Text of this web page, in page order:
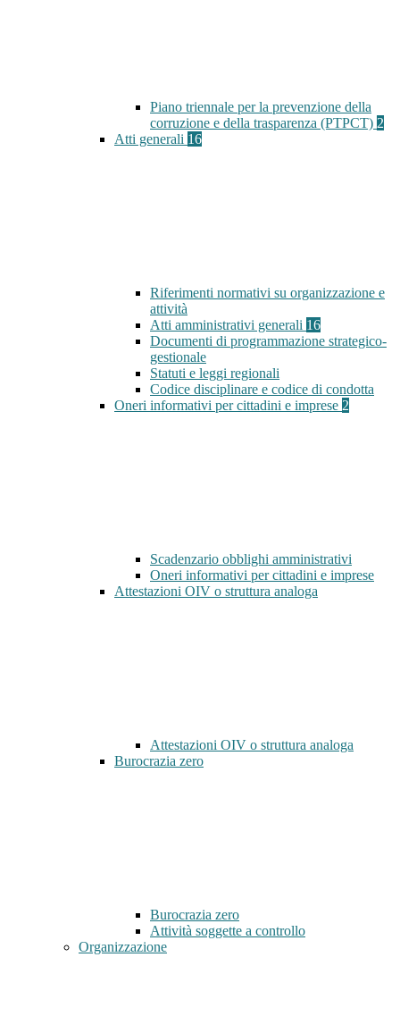
Piano triennale per la prevenzione della
corruzione e della trasparenza (PTPCT) 2
Atti generali 16
Riferimenti normativi su organizzazione e
attività
Atti amministrativi generali 16
Documenti di programmazione strategico-
gestionale
Statuti e leggi regionali
Codice disciplinare e codice di condotta
Oneri informativi per cittadini e imprese 2
Scadenzario obblighi amministrativi
Oneri informativi per cittadini e imprese
Attestazioni OIV o struttura analoga
Attestazioni OIV o struttura analoga
Burocrazia zero
Burocrazia zero
Attività soggette a controllo
Organizzazione